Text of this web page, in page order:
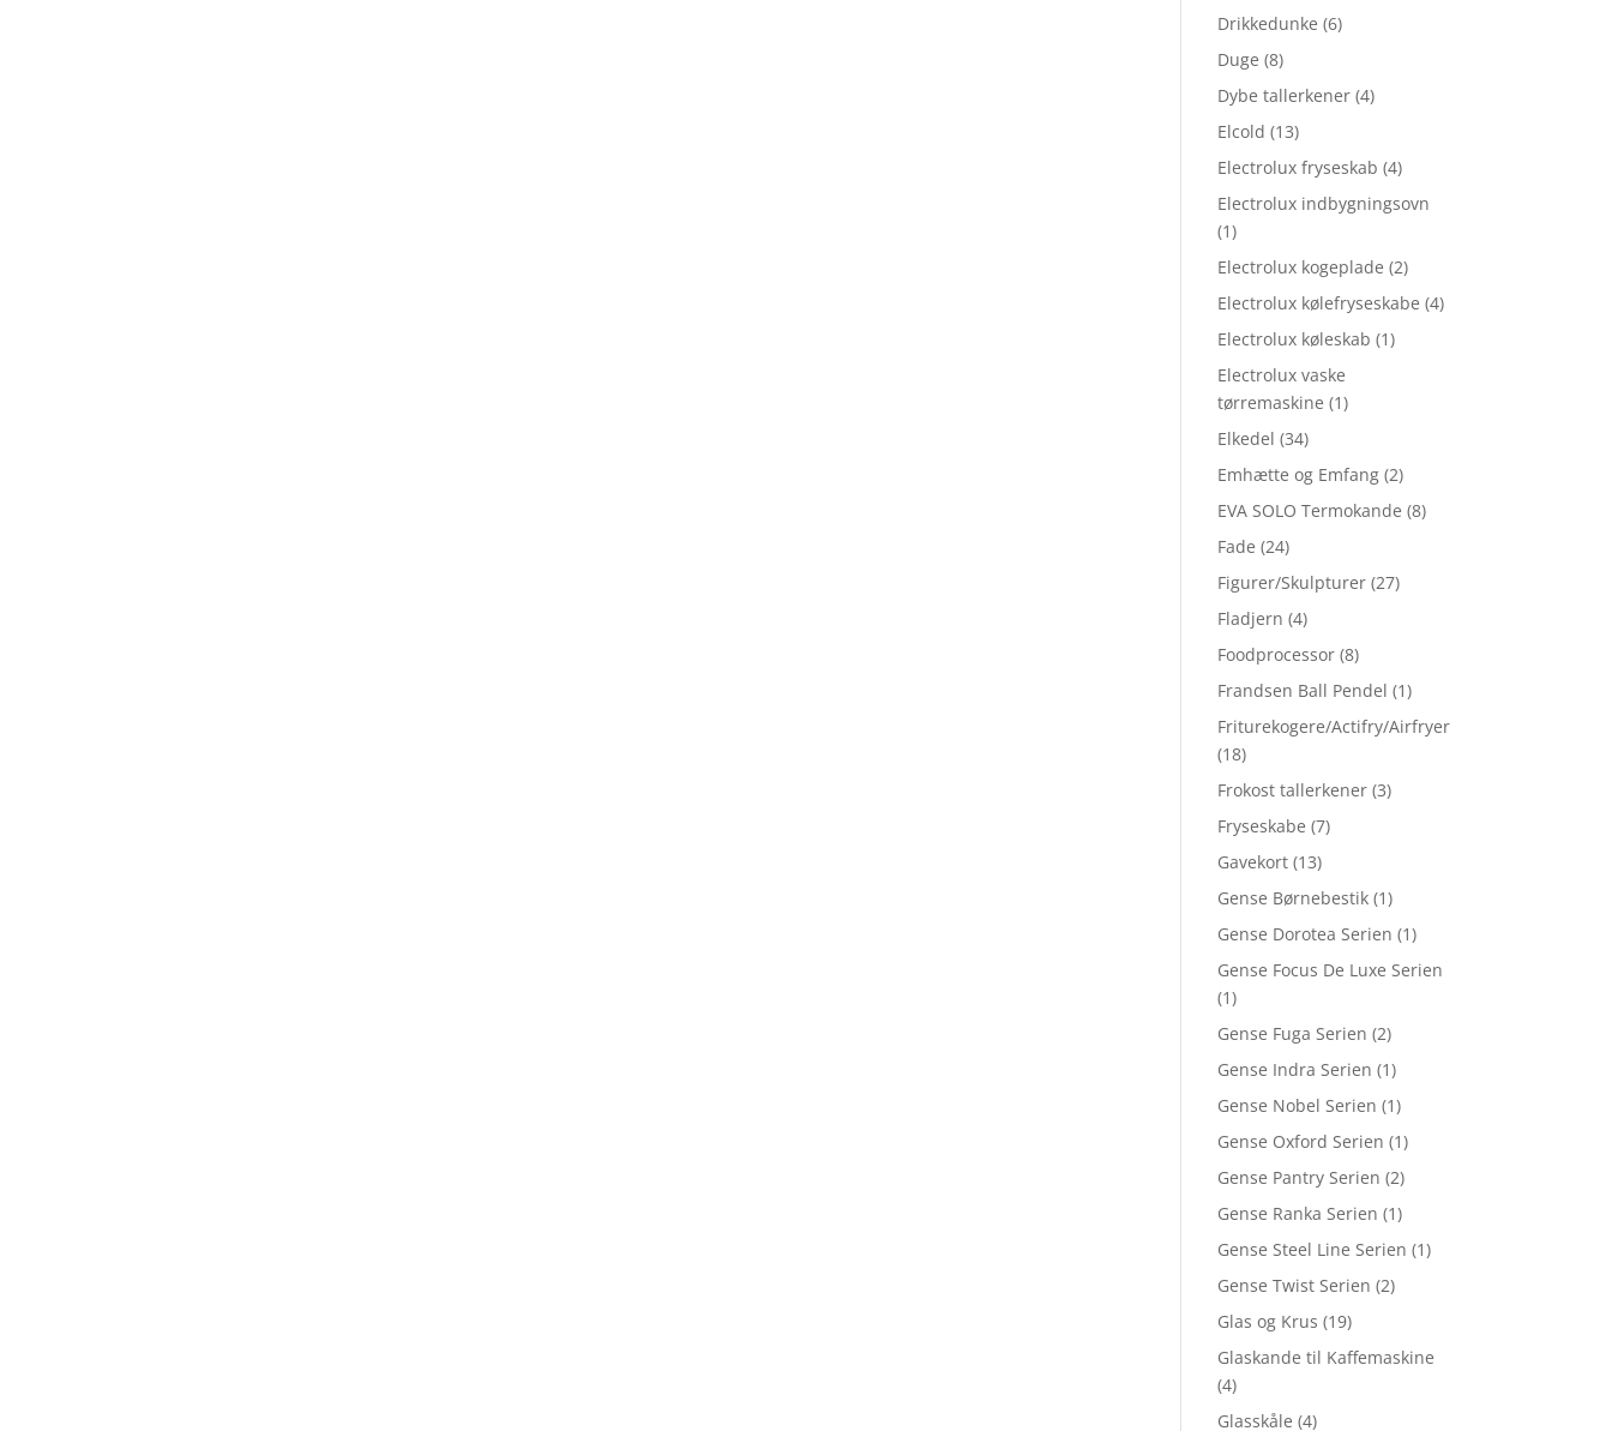
Drikkedunke (6)
Duge (8)
Dybe tallerkener (4)
Elcold (13)
Electrolux fryseskab (4)
Electrolux indbygningsovn
(1)
Electrolux kogeplade (2)
Electrolux kølefryseskabe (4)
Electrolux køleskab (1)
Electrolux vaske
tørremaskine (1)
Elkedel (34)
Emhætte og Emfang (2)
EVA SOLO Termokande (8)
Fade (24)
Figurer/Skulpturer (27)
Fladjern (4)
Foodprocessor (8)
Frandsen Ball Pendel (1)
Friturekogere/Actifry/Airfryer
(18)
Frokost tallerkener (3)
Fryseskabe (7)
Gavekort (13)
Gense Børnebestik (1)
Gense Dorotea Serien (1)
Gense Focus De Luxe Serien
(1)
Gense Fuga Serien (2)
Gense Indra Serien (1)
Gense Nobel Serien (1)
Gense Oxford Serien (1)
Gense Pantry Serien (2)
Gense Ranka Serien (1)
Gense Steel Line Serien (1)
Gense Twist Serien (2)
Glas og Krus (19)
Glaskande til Kaffemaskine
(4)
Glasskåle (4)